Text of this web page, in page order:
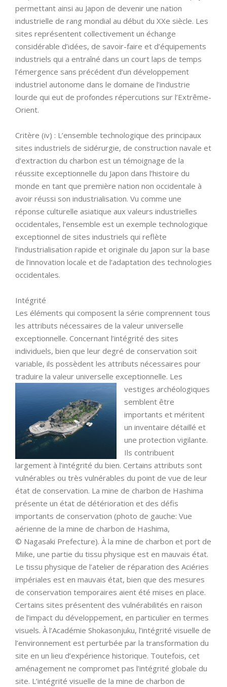
permettant ainsi au Japon de devenir une nation
industrielle de rang mondial au début du XXe siècle. Les
sites représentent collectivement un échange
considérable d’idées, de savoir-faire et d’équipements
industriels qui a entraîné dans un court laps de temps
l’émergence sans précédent d’un développement
industriel autonome dans le domaine de l’industrie
lourde qui eut de profondes répercutions sur l’Extrême-
Orient.
Critère (iv) : L’ensemble technologique des principaux
sites industriels de sidérurgie, de construction navale et
d’extraction du charbon est un témoignage de la
réussite exceptionnelle du Japon dans l’histoire du
monde en tant que première nation non occidentale à
avoir réussi son industrialisation. Vu comme une
réponse culturelle asiatique aux valeurs industrielles
occidentales, l’ensemble est un exemple technologique
exceptionnel de sites industriels qui reflète
l’industrialisation rapide et originale du Japon sur la base
de l’innovation locale et de l’adaptation des technologies
occidentales.
Intégrité
Les éléments qui composent la série comprennent tous
les attributs nécessaires de la valeur universelle
exceptionnelle. Concernant l’intégrité des sites
individuels, bien que leur degré de conservation soit
variable, ils possèdent les attributs nécessaires pour
traduire la valeur universelle exceptionnelle. Les
vestiges archéologiques
semblent être
importants et méritent
un inventaire détaillé et
une protection vigilante.
Ils contribuent
largement à l’intégrité du bien. Certains attributs sont
vulnérables ou très vulnérables du point de vue de leur
état de conservation. La mine de charbon de Hashima
présente un état de détérioration et des défis
importants de conservation (photo de gauche: Vue
aérienne de la mine de charbon de Hashima,
© Nagasaki Prefecture). À la mine de charbon et port de
Miike, une partie du tissu physique est en mauvais état.
Le tissu physique de l’atelier de réparation des Aciéries
impériales est en mauvais état, bien que des mesures
de conservation temporaires aient été mises en place.
Certains sites présentent des vulnérabilités en raison
de l’impact du développement, en particulier en termes
visuels. À l’Académie Shokasonjuku, l’intégrité visuelle de
l’environnement est perturbée par la transformation du
site en un lieu d’expérience historique. Toutefois, cet
aménagement ne compromet pas l’intégrité globale du
site. L’intégrité visuelle de la mine de charbon de